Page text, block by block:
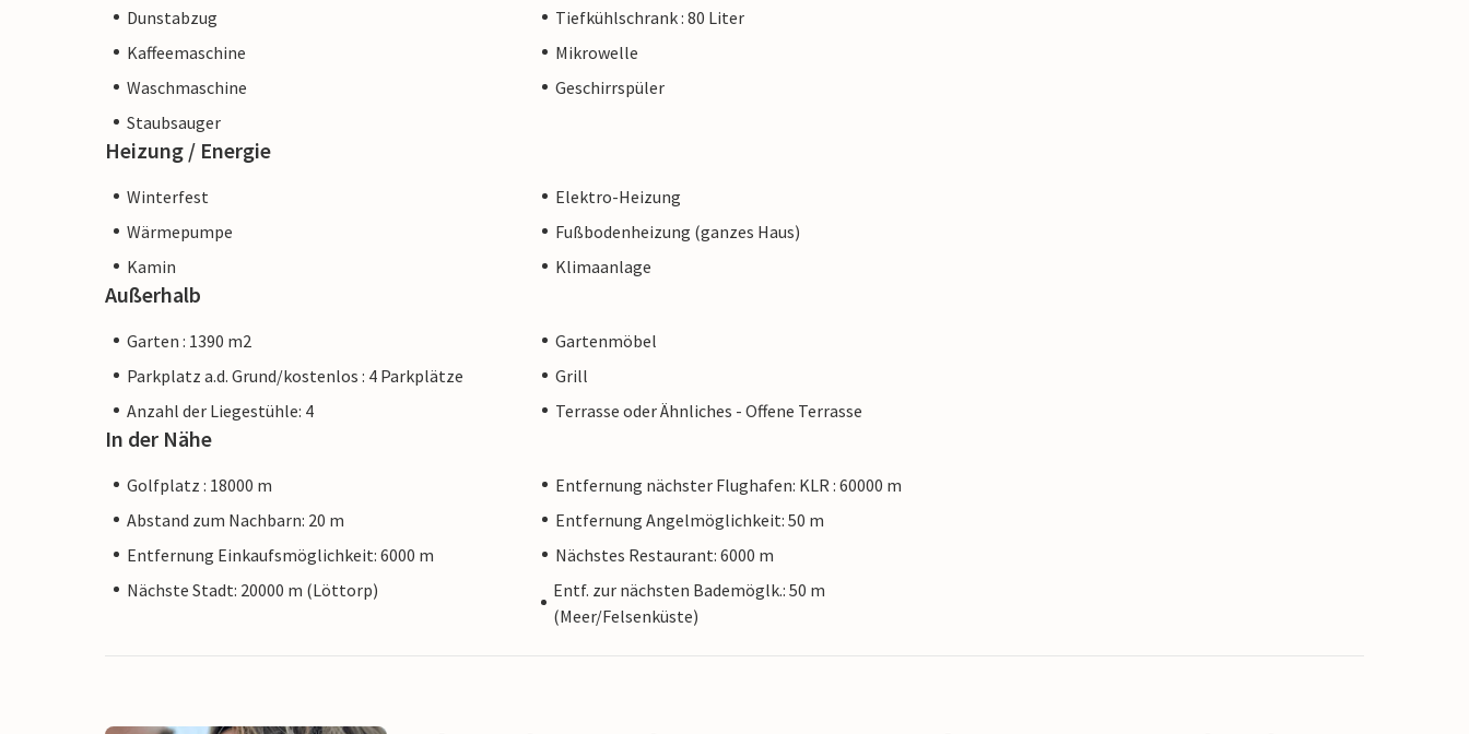
Dunstabzug
Tiefkühlschrank : 80 Liter
Kaffeemaschine
Mikrowelle
Waschmaschine
Geschirrspüler
Staubsauger
Heizung / Energie
Winterfest
Elektro-Heizung
Wärmepumpe
Fußbodenheizung (ganzes Haus)
Kamin
Klimaanlage
Außerhalb
Garten : 1390 m2
Gartenmöbel
Parkplatz a.d. Grund/kostenlos : 4 Parkplätze
Grill
Anzahl der Liegestühle: 4
Terrasse oder Ähnliches - Offene Terrasse
In der Nähe
Golfplatz : 18000 m
Entfernung nächster Flughafen: KLR : 60000 m
Abstand zum Nachbarn: 20 m
Entfernung Angelmöglichkeit: 50 m
Entfernung Einkaufsmöglichkeit: 6000 m
Nächstes Restaurant: 6000 m
Nächste Stadt: 20000 m (Löttorp)
Entf. zur nächsten Bademöglk.: 50 m
(Meer/Felsenküste)